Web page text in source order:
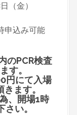
（金）
申込み可能
のPCR検査
す。
円にて入場
ます。
、開場1時
い。